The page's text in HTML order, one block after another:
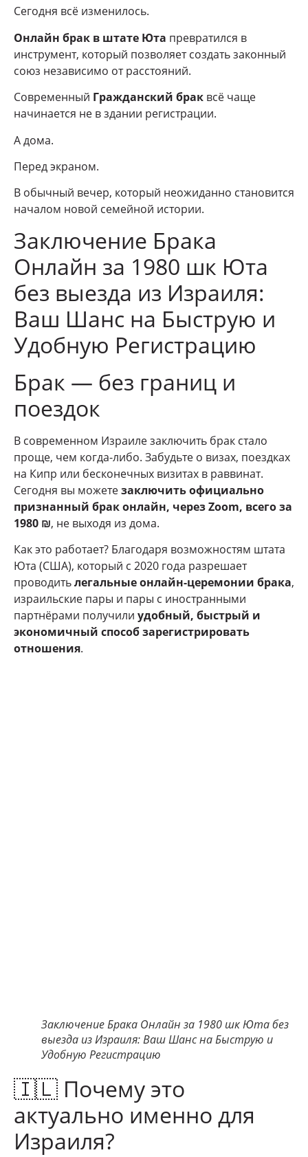
Сегодня всё изменилось.
Онлайн брак в штате Юта превратился в
инструмент, который позволяет создать законный
союз независимо от расстояний.
Современный Гражданский брак всё чаще
начинается не в здании регистрации.
А дома.
Перед экраном.
В обычный вечер, который неожиданно становится
началом новой семейной истории.
Заключение Брака
Онлайн за 1980 шк Юта
без выезда из Израиля:
Ваш Шанс на Быструю и
Удобную Регистрацию
Брак — без границ и
поездок
В современном Израиле заключить брак стало
проще, чем когда-либо. Забудьте о визах, поездках
на Кипр или бесконечных визитах в раввинат.
Сегодня вы можетезаключить официально
признанный брак онлайн, через Zoom, всего за
1980 ₪, не выходя из дома.
Как это работает? Благодаря возможностям штата
Юта (США), который с 2020 года разрешает
проводитьлегальные онлайн-церемонии брака,
израильские пары и пары с иностранными
партнёрами получили удобный, быстрый и
экономичный способ зарегистрировать
отношения.
Заключение Брака Онлайн за 1980 шк Юта без
выезда из Израиля: Ваш Шанс на Быструю и
Удобную Регистрацию
🇮🇱 Почему это
актуально именно для
Израиля?